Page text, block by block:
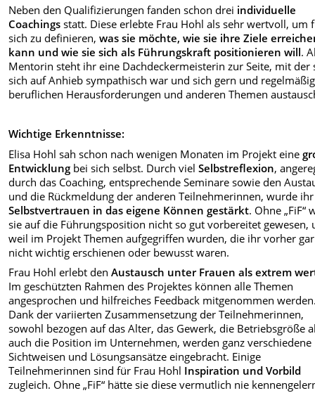
Neben den Qualifizierungen fanden schon drei individuelle
Coachings statt. Diese erlebte Frau Hohl als sehr wertvoll, um
sich zu definieren,was sie möchte, wie sie ihre Ziele
kann und wie sie sich als Führungskraft positionieren will.
Mentorin steht ihr eine Dachdeckermeisterin zur Seite, mit der
sich auf Anhieb sympathisch war und sich gern und
beruflichen Herausforderungen und anderen Themen
Wichtige Erkenntnisse:
Elisa Hohl sah schon nach wenigen Monaten im Projekt eine
Entwicklung bei sich selbst. Durch vielSelbstreflexion,
durch das Coaching, entsprechende Seminare sowie den
und die Rückmeldung der anderen Teilnehmerinnen, wurde ihr
Selbstvertrauen in das eigene Können gestärkt. Ohne „FiF“
sie auf die Führungsposition nicht so gut vorbereitet gewesen,
weil im Projekt Themen aufgegriffen wurden, die ihr vorher gar
nicht wichtig erschienen oder bewusst waren.
Frau Hohl erlebt denAustausch unter Frauen als extrem
Im geschützten Rahmen des Projektes können alle Themen
angesprochen und hilfreiches Feedback mitgenommen
Dank der variierten Zusammensetzung der Teilnehmerinnen,
sowohl bezogen auf das Alter, das Gewerk, die Betriebsgröße
auch die Position im Unternehmen, werden ganz verschiedene
Sichtweisen und Lösungsansätze eingebracht. Einige
Teilnehmerinnen sind für Frau Hohl Inspiration und Vorbild
zugleich. Ohne „FiF“ hätte sie diese vermutlich nie